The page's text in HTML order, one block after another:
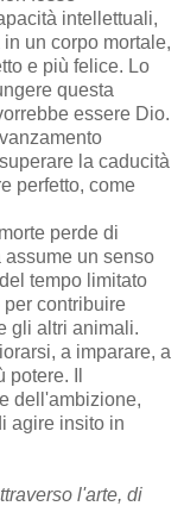
intellettuali,
un corpo mortale,
e più felice. Lo
questa
essere Dio.
la caducità
perfetto, come
perde di
un senso
tempo limitato
contribuire
gli altri animali.
a imparare, a
Il
dell'ambizione,
agire insito in
l'arte, di